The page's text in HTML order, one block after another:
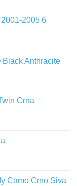
2005 6
Black Anthracite
Crna
Camo Crno Siva